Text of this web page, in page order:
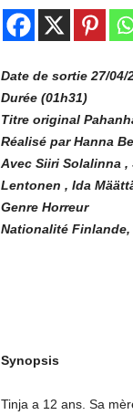
Date de sortie 27/04/
Durée (01h31)
Titre original
Réalisé par Hanna
Avec Siiri Solalinna ,
Lentonen , Ida
Genre Horreur
Nationalité
Synopsis
Tinja a 12 ans. Sa